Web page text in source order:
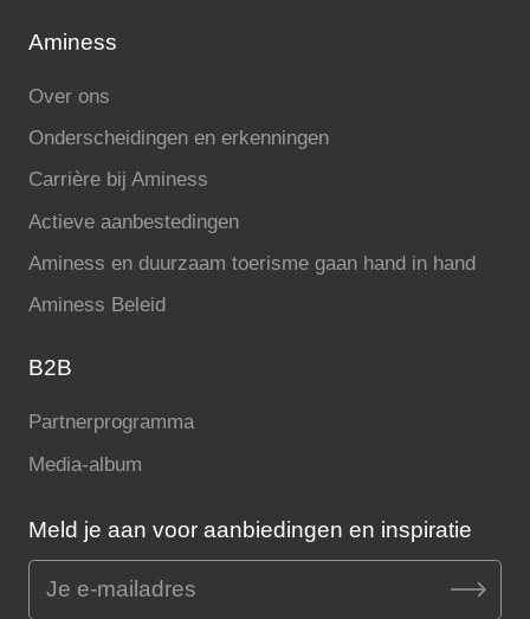
Aminess
Over ons
Onderscheidingen en erkenningen
Carrière bij Aminess
Actieve aanbestedingen
Aminess en duurzaam toerisme gaan hand in hand
Aminess Beleid
B2B
Partnerprogramma
Media-album
Meld je aan voor aanbiedingen en inspiratie